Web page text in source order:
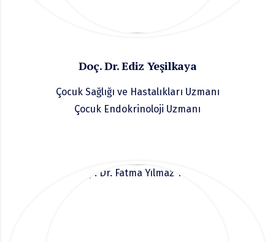
Doç. Dr. Ediz Yeşilkaya
Çocuk Sağlığı ve Hastalıkları Uzmanı
Çocuk Endokrinoloji Uzmanı